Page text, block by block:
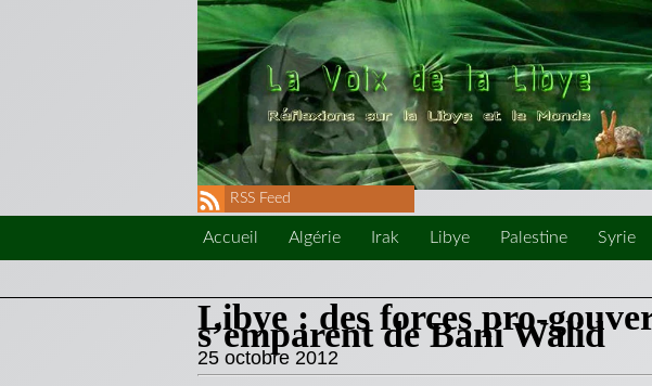
RSS Feed
Accueil Algérie Irak Libye Palestine Syrie
Libye : des forces pro-
s’emparent de Bani Walid
25 octobre 2012